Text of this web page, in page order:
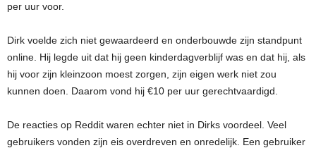
per uur voor.
Dirk voelde zich niet gewaardeerd en onderbouwde zijn standpunt
online. Hij legde uit dat hij geen kinderdagverblijf was en dat hij, als
hij voor zijn kleinzoon moest zorgen, zijn eigen werk niet zou
kunnen doen. Daarom vond hij €10 per uur gerechtvaardigd.
De reacties op Reddit waren echter niet in Dirks voordeel. Veel
gebruikers vonden zijn eis overdreven en onredelijk. Een gebruiker